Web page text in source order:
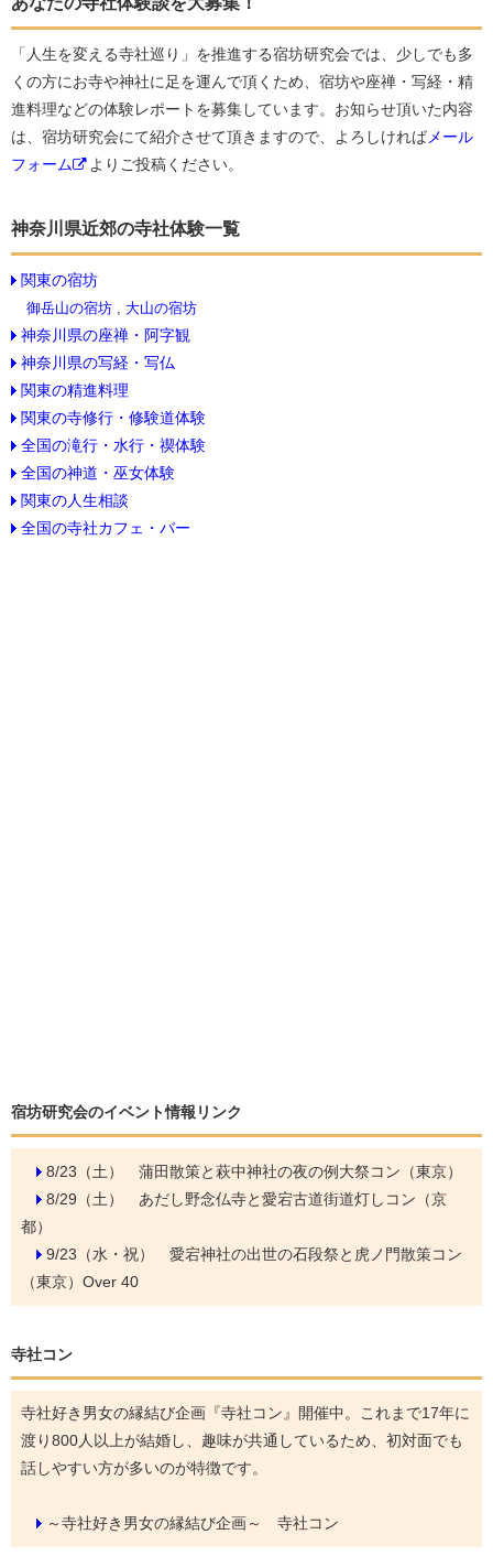
「人生を変える寺社巡り」を推進する宿坊研究会では、少しでも多
くの方にお寺や神社に足を運んで頂くため、宿坊や座禅・写経・精
進料理などの体験レポートを募集しています。お知らせ頂いた内容
は、宿坊研究会にて紹介させて頂きますので、よろしければメール
フォーム
よりご投稿ください。
神奈川県近郊の寺社体験一覧
関東の宿坊
御岳山の宿坊 , 大山の宿坊
神奈川県の座禅・阿字観
神奈川県の写経・写仏
関東の精進料理
関東の寺修行・修験道体験
全国の滝行・水行・禊体験
全国の神道・巫女体験
関東の人生相談
全国の寺社カフェ・バー
宿坊研究会のイベント情報リンク
8/23（土） 蒲田散策と萩中神社の夜の例大祭コン（東京）
8/29（土） あだし野念仏寺と愛宕古道街道灯しコン（京
都）
9/23（水・祝） 愛宕神社の出世の石段祭と虎ノ門散策コン
（東京）Over 40
寺社コン
寺社好き男女の縁結び企画『寺社コン』開催中。これまで17年に
渡り800人以上が結婚し、趣味が共通しているため、初対面でも
話しやすい方が多いのが特徴です。
～寺社好き男女の縁結び企画～ 寺社コン